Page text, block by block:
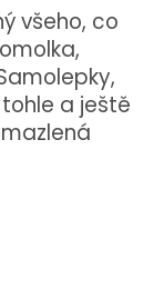
všeho, co
tohle a ještě